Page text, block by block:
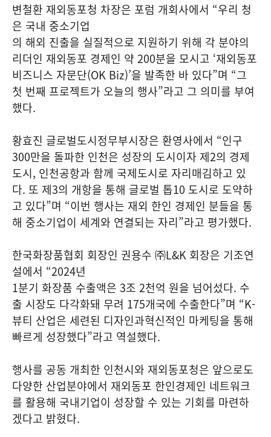
변철환 재외동포청 차장은 포럼 개회사에서 “우리 청
은 국내 중소기업
의 해외 진출을 실질적으로 지원하기 위해 각 분야의
리더인 재외동포 경제인 약 200분을 모시고 ‘재외동포
비즈니스 자문단(OK Biz)’을 발족한 바 있다”며 “그
첫 번째 프로젝트가 오늘의 행사”라고 그 의미를 부여
했다.
황효진 글로벌도시정무부시장은 환영사에서 “인구
300만을 돌파한 인천은 성장의 도시이자 제2의 경제
도시, 인천공항과 함께 국제도시로 자리매김하고 있
다. 또 제3의 개항을 통해 글로벌 톱10 도시로 도약하
고 있다”며 “이번 행사는 재외 한인 경제인 분들을 통
해 중소기업이 세계와 연결되는 자리”라고 평가했다.
한국화장품협회 회장인 권용수 ㈜L&K 회장은 기조연
설에서 “2024년
1분기 화장품 수출액은 3조 2천억 원을 넘어섰다. 수
출 시장도 다각화돼 무려 175개국에 수출한다”며 “K-
뷰티 산업은 세련된 디자인과혁신적인 마케팅을 통해
빠르게 성장했다”라고 역설했다.
행사를 공동 개최한 인천시와 재외동포청은 앞으로도
다양한 산업분야에서 재외동포 한인경제인 네트워크
를 활용해 국내기업이 성장할 수 있는 기회를 마련하
겠다고 밝혔다.